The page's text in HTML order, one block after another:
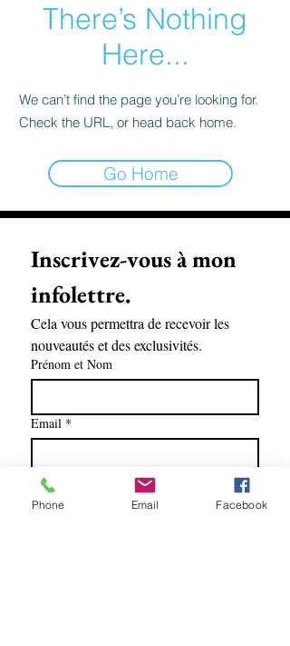
There’s Nothing
Here...
We can’t find the page you’re looking for.
Check the URL, or head back home.
Go Home
Inscrivez-vous à mon
infolettre.
Cela vous permettra de recevoir les
nouveautés et des exclusivités.
Prénom et Nom
Email *
Soumettre
Phone Email Facebook